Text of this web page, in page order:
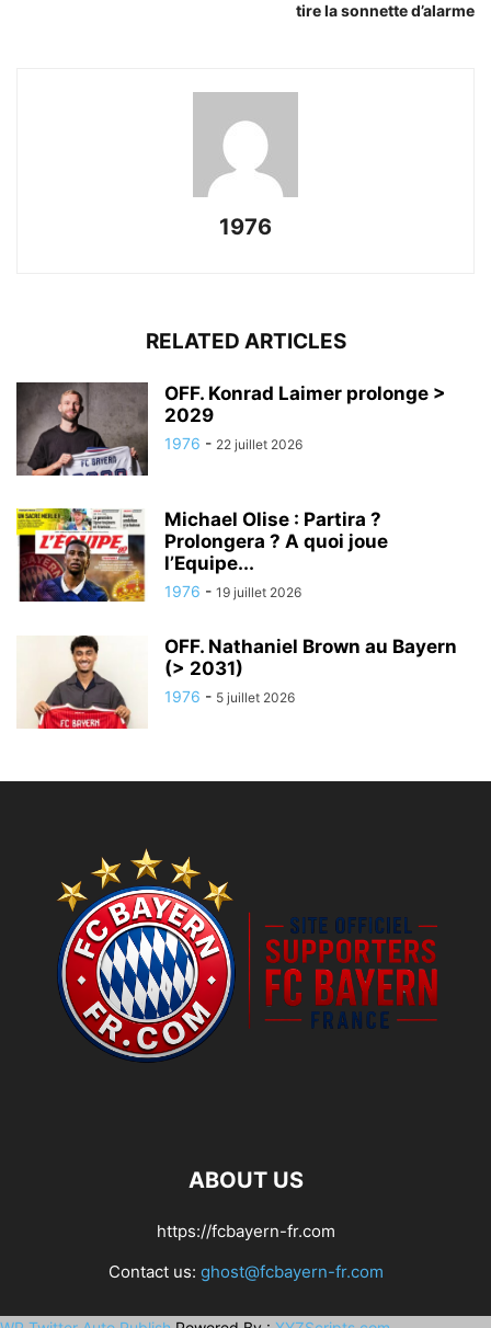
tire la sonnette d’alarme
1976
RELATED ARTICLES
OFF. Konrad Laimer prolonge >
2029
1976 - 22 juillet 2026
Michael Olise : Partira ?
Prolongera ? A quoi joue
l’Equipe...
1976 - 19 juillet 2026
OFF. Nathaniel Brown au Bayern
(> 2031)
1976 - 5 juillet 2026
ABOUT US
https://fcbayern-fr.com
Contact us: ghost@fcbayern-fr.com